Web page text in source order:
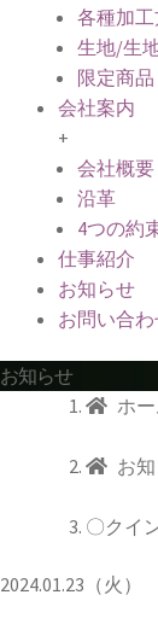
各種加
生地/生
限定商品
会社案内
+
会社概要
沿革
4つの約
仕事紹介
お知らせ
お問い合
お知らせ
ホ
お
〇クイ
2024.01.23（火）